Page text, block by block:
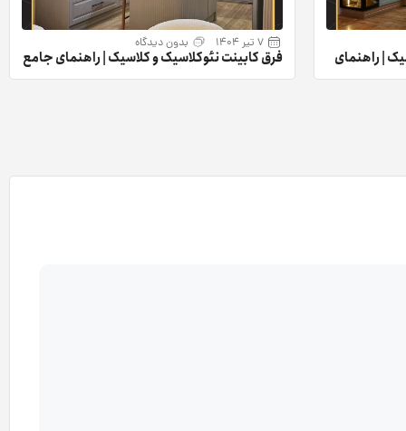
| راهنمای
7 تیر 1404 بدون دیدگاه
فرق کابینت نئوکلاسیک و کلاسیک | راهنمای جامع
و کامل تفاوت‌ها + نکات کلیدی